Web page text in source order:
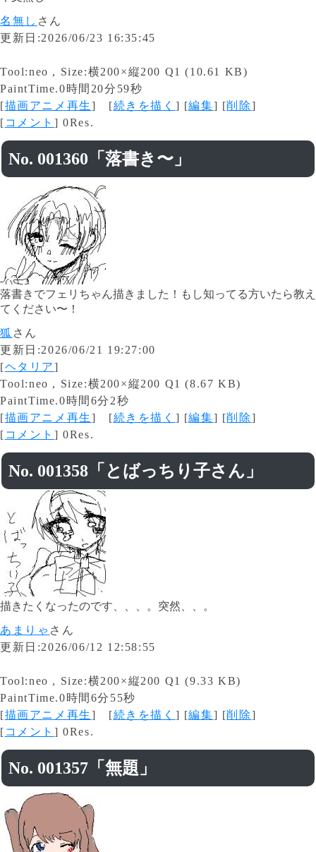
名無し さん
更新日:2026/06/23 16:35:45
Tool:neo , Size:横200×縦200 Q1 (10.61 KB)
PaintTime.0時間20分59秒
[描画アニメ再生] [続きを描く ] [編集] [削除]
[ コメント] 0Res.
No. 001360「落書き〜」
落書きでフェリちゃん描きました！もし知ってる方いたら教え
てください〜！
狐 さん
更新日:2026/06/21 19:27:00
[ヘタリア]
Tool:neo , Size:横200×縦200 Q1 (8.67 KB)
PaintTime.0時間6分2秒
[描画アニメ再生] [続きを描く ] [編集] [削除]
[ コメント] 0Res.
No. 001358「とばっちり子さん」
描きたくなったのです、、、。突然、、。
あまりゃ さん
更新日:2026/06/12 12:58:55
Tool:neo , Size:横200×縦200 Q1 (9.33 KB)
PaintTime.0時間6分55秒
[描画アニメ再生] [続きを描く ] [編集] [削除]
[ コメント] 0Res.
No. 001357「無題」